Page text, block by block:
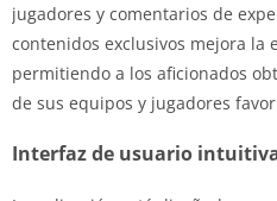
jugadores y comentarios de
contenidos exclusivos mejora la
permitiendo a los aficionados
de sus equipos y jugadores
Interfaz de usuario